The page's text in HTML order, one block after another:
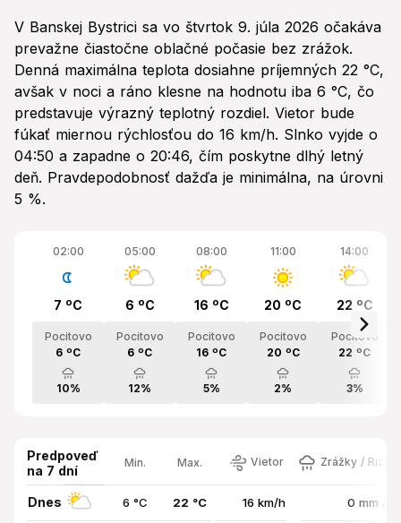
V Banskej Bystrici sa vo štvrtok 9. júla 2026 očakáva
prevažne čiastočne oblačné počasie bez zrážok.
Denná maximálna teplota dosiahne príjemných 22 °C,
avšak v noci a ráno klesne na hodnotu iba 6 °C, čo
predstavuje výrazný teplotný rozdiel. Vietor bude
fúkať miernou rýchlosťou do 16 km/h. Slnko vyjde o
04:50 a zapadne o 20:46, čím poskytne dlhý letný
deň. Pravdepodobnosť dažďa je minimálna, na úrovni
5 %.
02:00
7 ºC
Pocitovo
6 ºC
10%
05:00
6 ºC
Pocitovo
6 ºC
12%
08:00
16 ºC
Pocitovo
16 ºC
5%
11:00
20 ºC
Pocitovo
20 ºC
2%
14:00
22 ºC
Pocitovo
22 ºC
3%
Predpoveď
na 7 dní
Min. Max. Vietor Zrážky /
Dnes 6 °C 22 °C 16 km/h 0 mm /